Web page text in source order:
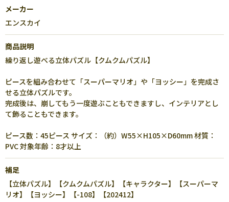
メーカー
エンスカイ
商品説明
繰り返し遊べる立体パズル【クムクムパズル】
ピースを組み合わせて「スーパーマリオ」や「ヨッシー」を完成さ
せる立体パズルです。
完成後は、崩してもう一度遊ぶこともできますし、インテリアとし
て飾ることもできます。
ピース数：45ピース サイズ：（約）W55×H105×D60mm 材質：
PVC 対象年齢：8才以上
補足
【立体パズル】【クムクムパズル】【キャラクター】【スーパーマ
リオ】【ヨッシー】【-108】【202412】